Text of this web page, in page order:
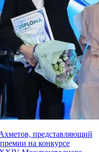
представляющий
на конкурсе